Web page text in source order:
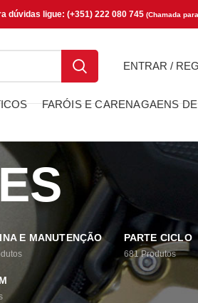
dúvidas ligue: (+351) 222 080 745 (Chamada
ENTRAR /
FARÓIS E CARENAGAENS
E MANUTENÇÃO PARTE CICLO
681 Produtos